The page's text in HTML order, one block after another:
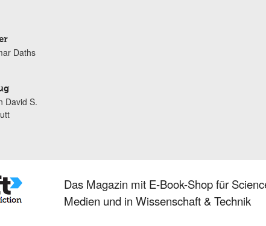
Daths
David S.
Das Magazin mit E-Book-Shop für
Medien und in Wissenschaft & Technik